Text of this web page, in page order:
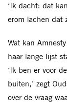
‘Ik dacht: dat
erom lachen dat
Wat kan
haar lange lijst
‘Ik ben er voor
buiten,’ zegt
over de vraag